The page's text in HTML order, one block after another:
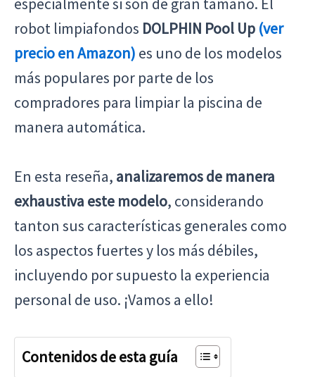
robot limpiafondos DOLPHIN Pool Up (ver
precio en Amazon) es uno de los modelos
más populares por parte de los
compradores para limpiar la piscina de
manera automática.
En esta reseña, analizaremos de manera
exhaustiva este modelo, considerando
tanton sus características generales como
los aspectos fuertes y los más débiles,
incluyendo por supuesto la experiencia
personal de uso. ¡Vamos a ello!
Contenidos de esta guía